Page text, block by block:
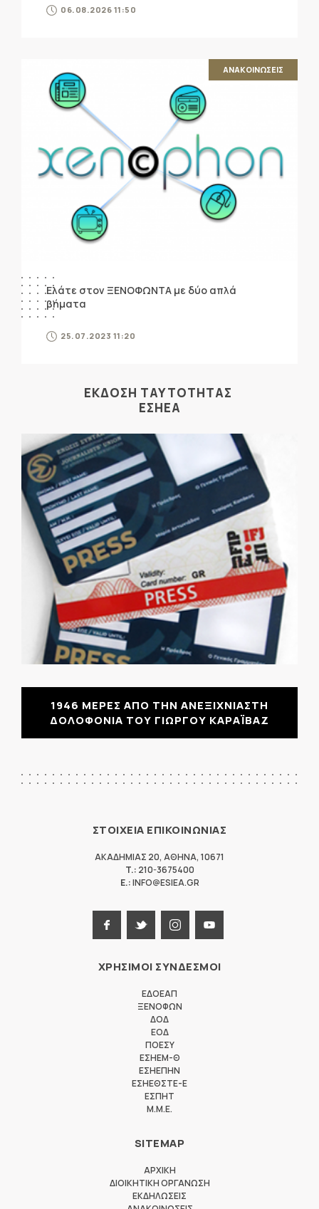
06.08.2026 11:50
ΑΝΑΚΟΙΝΩΣΕΙΣ
Ελάτε στον ΞΕΝΟΦΩΝΤΑ με δύο απλά
βήματα
25.07.2023 11:20
ΕΚΔΟΣΗ ΤΑΥΤΟΤΗΤΑΣ
ΕΣΗΕΑ
1946 ΜΕΡΕΣ ΑΠΟ ΤΗΝ ΑΝΕΞΙΧΝΙΑΣΤΗ
ΔΟΛΟΦΟΝΙΑ ΤΟΥ ΓΙΩΡΓΟΥ ΚΑΡΑΪΒΑΖ
ΣΤΟΙΧΕΙΑ ΕΠΙΚΟΙΝΩΝΙΑΣ
ΑΚΑΔΗΜΙΑΣ 20, ΑΘΗΝΑ, 10671
T.: 210-3675400
E.:INFO@ESIEA.GR
ΧΡΗΣΙΜΟΙ ΣΥΝΔΕΣΜΟΙ
ΕΔΟΕΑΠ
ΞΕΝΟΦΩΝ
ΔΟΔ
ΕΟΔ
ΠΟΕΣΥ
ΕΣΗΕΜ-Θ
ΕΣΗΕΠΗΝ
ΕΣΗΕΘΣΤΕ-Ε
ΕΣΠΗΤ
M.M.E.
SITEMAP
ΑΡΧΙΚΗ
ΔΙΟΙΚΗΤΙΚΗ ΟΡΓΑΝΩΣΗ
ΕΚΔΗΛΩΣΕΙΣ